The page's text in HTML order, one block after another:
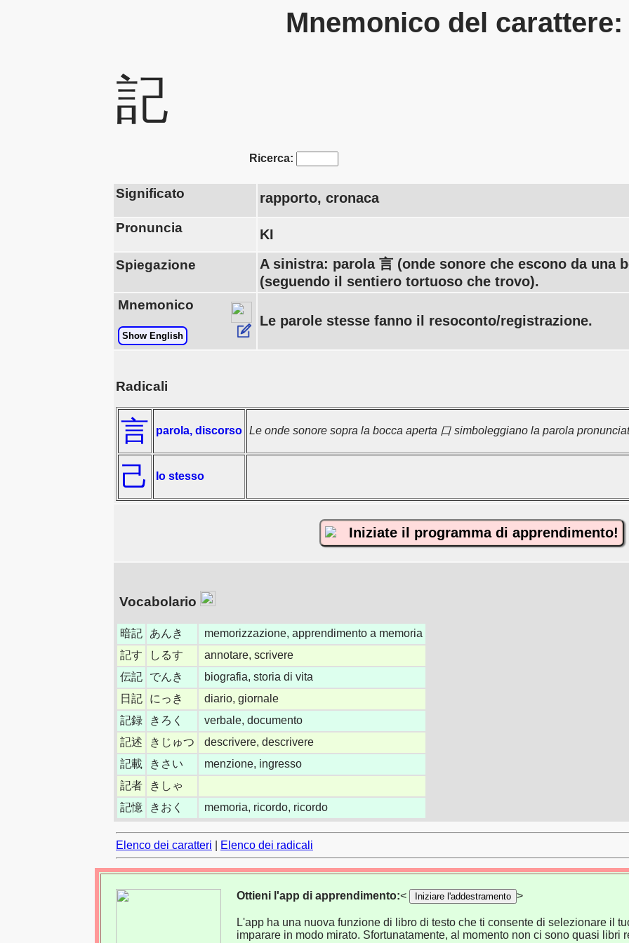
Mnemonico del carattere:
記
Ricerca:
Significato rapporto, cronaca
Pronuncia KI
Spiegazione
A sinistra: parola 言 (onde sonore che escono da una
(seguendo il sentiero tortuoso che trovo).
Mnemonico
Show English
Le parole stesse fanno il resoconto/registrazione.
Radicali
言 parola, discorso Le onde sonore sopra la bocca aperta 口 simboleggiano la parola
己 Io stesso
Iniziate il programma di apprendimento!
Vocabolario
暗記 あんき
memorizzazione, apprendimento a memoria
記す
しるす
annotare, scrivere
伝記
でんき
biografia, storia di vita
日記
にっき
diario, giornale
記録
きろく
verbale, documento
記述
きじゅつ
descrivere, descrivere
記載
きさい
menzione, ingresso
記者
きしゃ
記憶
きおく memoria, ricordo, ricordo
Elenco dei caratteri Elenco dei radicali
Ottieni l'app di apprendimento:< Iniziare l'addestramento >
L'app ha una nuova funzione di libro di testo che ti consente di selezionare il
imparare in modo mirato. Sfortunatamente, al momento non ci sono quasi libri